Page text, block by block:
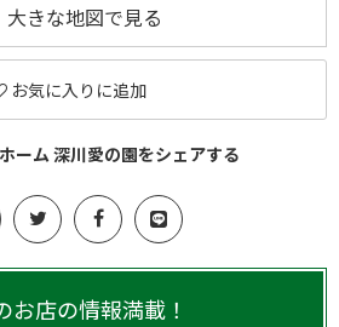
大きな地図で見る
お気に入りに追加
ーム 深川愛の園をシェアする
お店の情報満載！